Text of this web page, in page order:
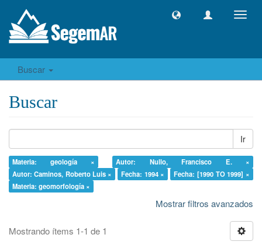
Buscar
Buscar
Ir
Materia: geología ×
Autor: Nullo, Francisco E. ×
Autor: Caminos, Roberto Luis ×
Fecha: 1994 ×
Fecha: [1990 TO 1999] ×
Materia: geomorfología ×
Mostrar filtros avanzados
Mostrando ítems 1-1 de 1